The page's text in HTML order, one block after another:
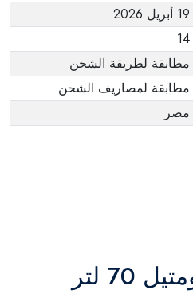
19 أبريل 2026
14
مطابقة لطريقة الشحن
مطابقة لمصاريف الشحن
مصر
لتر